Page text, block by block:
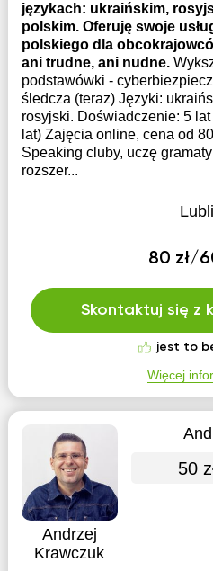
językach: ukraińskim,
polskim. Oferuję swoje
polskiego dla
ani trudne, ani nudne.
podstawówki -
śledcza (teraz) Języki:
rosyjski. Doświadczenie: 5
lat) Zajęcia online, cena od
Speaking cluby, uczę
rozszer...
80 zł/
Skontaktuj się z
jest to
Więcej
Andrzej
Krawczuk
50